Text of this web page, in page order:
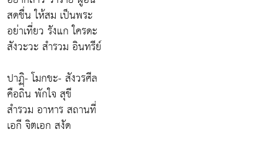
สดชื่น ให้สม เป็นพระ
อย่าเที่ยว รังแก ใครดะ
สังวะวะ สำรวม อินทรีย์
ปาฏิ- โมกขะ- สังวรศีล
คือถิ่น พักใจ สุขี
สำรวม อาหาร สถานที่
เอกี จิตเอก สงัด